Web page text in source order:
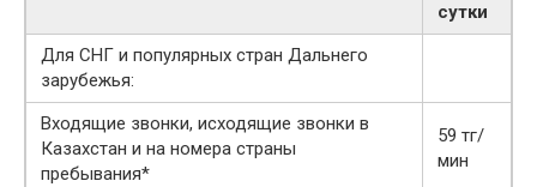
сутки
Для СНГ и популярных стран Дальнего
зарубежья:
Входящие звонки, исходящие звонки в
Казахстан и на номера страны
пребывания*
59 тг/
мин